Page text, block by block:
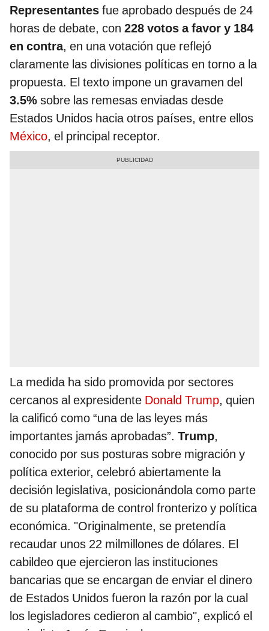
Representantes fue aprobado después de 24
horas de debate, con 228 votos a favor y 184
en contra, en una votación que reflejó
claramente las divisiones políticas en torno a la
propuesta. El texto impone un gravamen del
3.5% sobre las remesas enviadas desde
Estados Unidos hacia otros países, entre ellos
México, el principal receptor.
La medida ha sido promovida por sectores
cercanos al expresidente Donald Trump, quien
la calificó como “una de las leyes más
importantes jamás aprobadas”. Trump,
conocido por sus posturas sobre migración y
política exterior, celebró abiertamente la
decisión legislativa, posicionándola como parte
de su plataforma de control fronterizo y política
económica. "Originalmente, se pretendía
recaudar unos 22 milmillones de dólares. El
cabildeo que ejercieron las instituciones
bancarias que se encargan de enviar el dinero
de Estados Unidos fueron la razón por la cual
los legisladores cedieron al cambio", explicó el